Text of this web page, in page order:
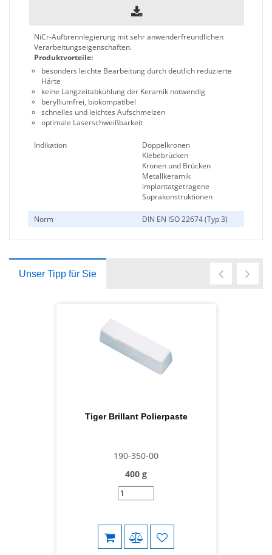
NiCr-Aufbrennlegierung mit sehr anwenderfreundlichen
Verarbeitungseigenschaften.
Produktvorteile:
besonders leichte Bearbeitung durch deutlich reduzierte
Härte
keine Langzeitabkühlung der Keramik notwendig
berylliumfrei, biokompatibel
schnelles und leichtes Aufschmelzen
optimale Laserschweißbarkeit
Indikation
Doppelkronen
Klebebrücken
Kronen und Brücken
Metallkeramik
implantatgetragene
Suprakonstruktionen
Norm DIN EN ISO 22674 (Typ 3)
Unser Tipp für Sie
Tiger Brillant Polierpaste
190-350-00
400 g